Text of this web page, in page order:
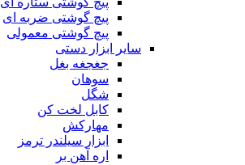
پیچ گوشتی ضربه ای
پیچ گوشتی معمولی
سایر ابزار دستی
جغجغه بغل
سوهان
شگل
کابل لخت کن
مهارکش
ابزار سیلندر ترمز
اره آهن بر